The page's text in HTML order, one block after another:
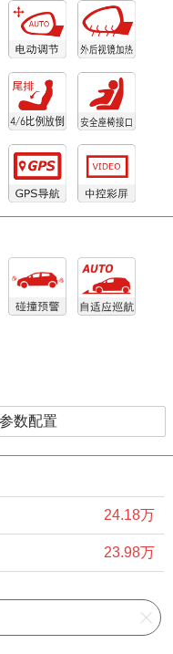
数配置
24.18万
23.98万